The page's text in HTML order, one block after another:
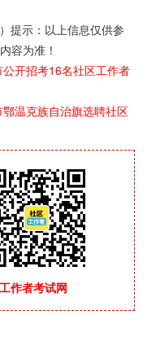
）提示：以上信息仅供参
容为准！
开招考16名社区工作者
温克族自治旗选聘社区
作者考试网